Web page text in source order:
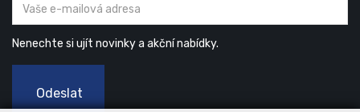
Nenechte si ujít novinky a akční nabídky.
Odeslat